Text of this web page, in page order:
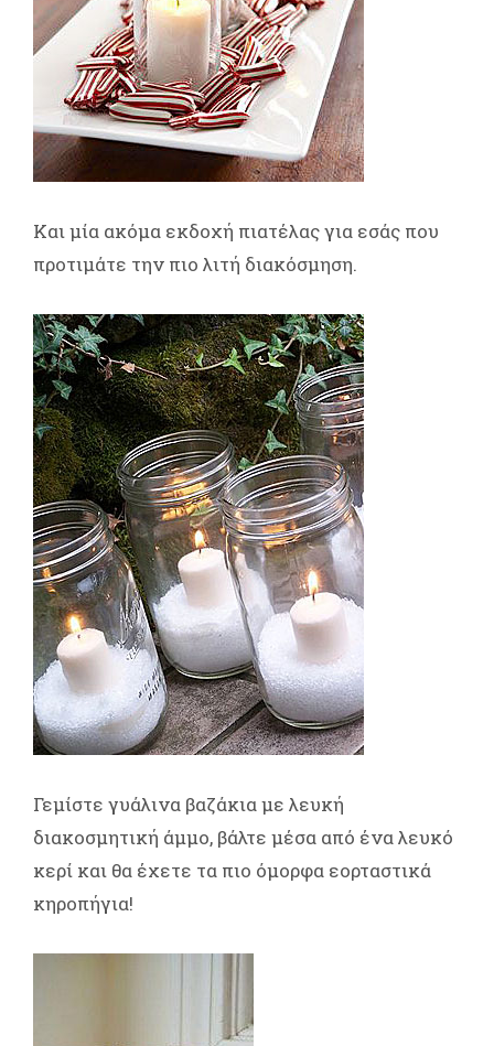
Και μία ακόμα εκδοχή πιατέλας για εσάς που
προτιμάτε την πιο λιτή διακόσμηση.
Γεμίστε γυάλινα βαζάκια με λευκή
διακοσμητική άμμο, βάλτε μέσα από ένα λευκό
κερί και θα έχετε τα πιο όμορφα εορταστικά
κηροπήγια!